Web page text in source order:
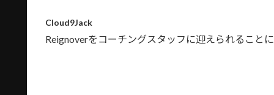
Cloud9Jack
Reignoverをコーチングスタッフに迎えられること